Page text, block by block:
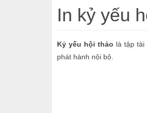
In kỷ yếu
Kỷ yếu hội thảo là tập tài
phát hành nội bộ.